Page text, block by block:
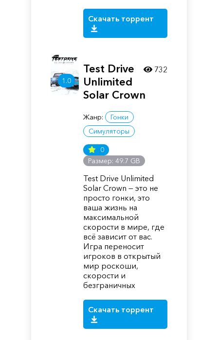
Скачать торрент
1.0
Test Drive
Unlimited
Solar Crown
Жанр:
Гонки
Симуляторы
0
Размер: 49.7 GB
Test Drive Unlimited
Solar Crown — это не
просто гонки, это
ваша жизнь на
максимальной
скорости в мире, где
всё зависит от вас.
Игра переносит
игроков в открытый
мир роскоши,
скорости и
безграничных
Скачать торрент
732